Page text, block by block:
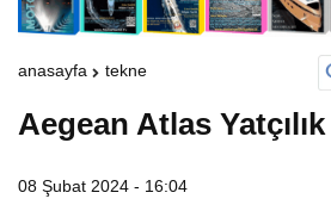
anasayfa tekne
Aegean Atlas Yatçılık
08 Şubat 2024 - 16:04